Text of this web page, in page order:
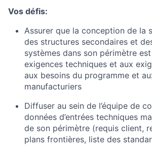
Vos défis:
Assurer que la conception de la
des structures secondaires et
systèmes dans son périmètre
exigences techniques et aux
aux besoins du programme et
manufacturiers
Diffuser au sein de l’équipe de
données d’entrées techniques
de son périmètre (requis client,
plans frontières, liste des